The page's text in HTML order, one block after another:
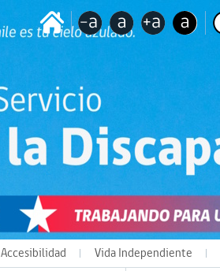
Accesibilidad Vida Independiente